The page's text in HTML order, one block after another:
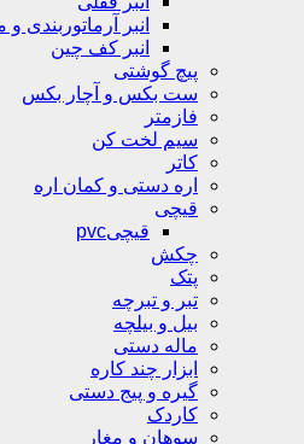
انبر آرماتوربندی و
انبر کف چین
پیچ گوشتی
ست بکس و آچار بکس
فازمتر
سیم لخت کن
کاتر
اره دستی و کمان اره
قیچی
قیچیpvc
چکش
پتک
تبر و تبرچه
بیل و بیلچه
ماله دستی
ابزار چند کاره
گیره و پیج دستی
کاردک
سوهان و مغار